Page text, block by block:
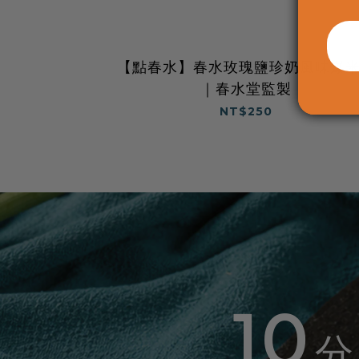
【點春水】春水玫瑰鹽珍奶風味爆
｜春水堂監製
NT$250
10